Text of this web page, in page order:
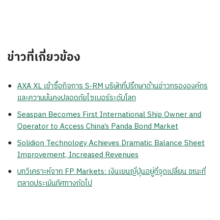
ข่าวที่เกี่ยวข้อง
AXA XL เข้าซื้อกิจการ S-RM บริษัทที่ปรึกษาด้านข่าวกรององค์กร
และความมั่นคงปลอดภัยไซเบอร์ระดับโลก
Seaspan Becomes First International Ship Owner and
Operator to Access China’s Panda Bond Market
Solidion Technology Achieves Dramatic Balance Sheet
Improvement, Increased Revenues
บทวิเคราะห์จาก FP Markets: เงินเยนญี่ปุ่นอยู่ที่จุดเปลี่ยน ขณะที่
ตลาดประเมินทิศทางถัดไป